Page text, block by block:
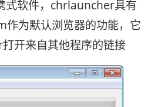
式软件，chrlauncher具有
为默认浏览器的功能，它
开来自其他程序的链接